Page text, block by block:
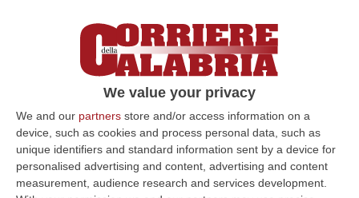
We value your privacy
We and our partners store and/or access information on a
device, such as cookies and process personal data, such as
unique identifiers and standard information sent by a device for
personalised advertising and content, advertising and content
measurement, audience research and services development.
Il presunto omicida “ospite” della
comunità rom a Catanzaro, una denuncia
per favoreggiamento
Bevilacqua arrestato dopo un tentativo di
fuga, era da un parente. Giovedì la sparatoria
e la morte del cognato Antonio Morelli
Pubblicato il: 15/05/23 – 11:49